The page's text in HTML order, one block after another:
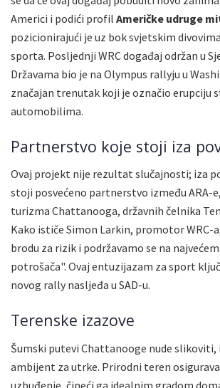
Americi i podići profil Američke udruge
pozicionirajući je uz bok svjetskim
sporta. Posljednji WRC događaj održan u
Državama bio je na Olympus rallyju u
značajan trenutak koji je označio erupciju
automobilima.
Partnerstvo koje stoji iza
Ovaj projekt nije rezultat slučajnosti; iza
stoji posvećeno partnerstvo između ARA-
turizma Chattanooga, državnih čelnika
Kako ističe Simon Larkin, promotor WRC-
brodu za rizik i podržavamo se na
potrošača". Ovaj entuzijazam za sport
novog rally nasljeđa u SAD-u.
Terenske izazove
Šumski putevi Chattanooge nude slikoviti,
ambijent za utrke. Prirodni teren
uzbuđenje, čineći ga idealnim gradom